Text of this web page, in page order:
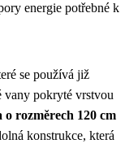
energie potřebné k
se používá již
vany pokryté vrstvou
o rozměrech 120 cm
konstrukce, která